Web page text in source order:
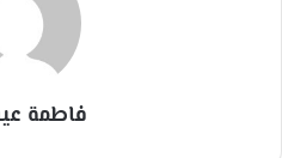
فاطمة